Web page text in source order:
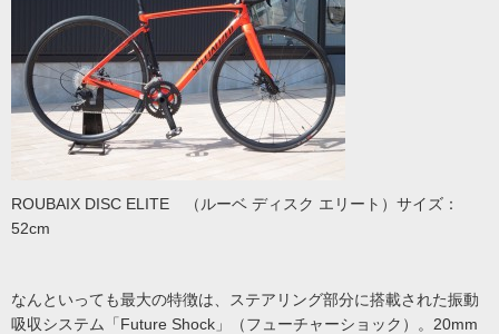
ROUBAIX DISC ELITE （ルーベ ディスク エリート）サイズ：
52cm
なんといっても最大の特徴は、ステアリング部分に搭載された振動
吸収システム「Future Shock」（フューチャーショック）。20mm